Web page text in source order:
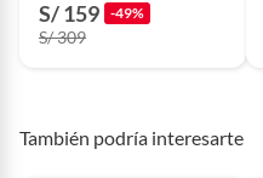
S/ 159 -49%
S/ 309
También podría interesarte